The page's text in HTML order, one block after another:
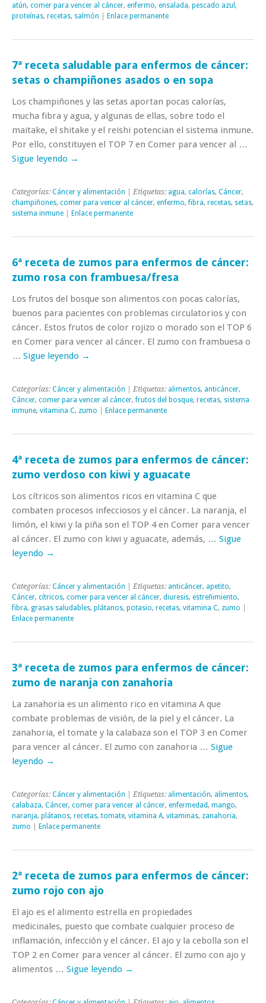
atún, comer para vencer al cáncer, enfermo, ensalada, pescado azul ,
proteínas, recetas, salmón Enlace permanente
7ª receta saludable para enfermos de cáncer:
setas o champiñones asados o en sopa
Los champiñones y las setas aportan pocas calorías,
mucha fibra y agua, y algunas de ellas, sobre todo el
maitake, el shitake y el reishi potencian el sistema inmune.
Por ello, constituyen el TOP 7 en Comer para vencer al …
Sigue leyendo →
Categorías: Cáncer y alimentación | Etiquetas: agua, calorías, Cáncer,
champiñones, comer para vencer al cáncer, enfermo,fibra, recetas, setas,
sistema inmune
Enlace permanente
6ª receta de zumos para enfermos de cáncer:
zumo rosa con frambuesa/fresa
Los frutos del bosque son alimentos con pocas calorías,
buenos para pacientes con problemas circulatorios y con
cáncer. Estos frutos de color rojizo o morado son el TOP 6
en Comer para vencer al cáncer. El zumo con frambuesa o
… Sigue leyendo →
Categorías: Cáncer y alimentación | Etiquetas: alimentos, anticáncer,
Cáncer, comer para vencer al cáncer,frutos del bosque, recetas, sistema
inmune, vitamina C, zumo Enlace permanente
4ª receta de zumos para enfermos de cáncer:
zumo verdoso con kiwi y aguacate
Los cítricos son alimentos ricos en vitamina C que
combaten procesos infecciosos y el cáncer. La naranja, el
limón, el kiwi y la piña son el TOP 4 en Comer para vencer
al cáncer. El zumo con kiwi y aguacate, además, … Sigue
leyendo →
Categorías: Cáncer y alimentación | Etiquetas: anticáncer, apetito,
Cáncer, cítricos, comer para vencer al cáncer, diuresis, estreñimiento,
fibra, grasas saludables, plátanos, potasio, recetas, vitamina C, zumo
Enlace permanente
3ª receta de zumos para enfermos de cáncer:
zumo de naranja con zanahoria
La zanahoria es un alimento rico en vitamina A que
combate problemas de visión, de la piel y el cáncer. La
zanahoria, el tomate y la calabaza son el TOP 3 en Comer
para vencer al cáncer. El zumo con zanahoria … Sigue
leyendo →
Categorías: Cáncer y alimentación | Etiquetas: alimentación, alimentos,
calabaza, Cáncer, comer para vencer al cáncer, enfermedad, mango,
naranja, plátanos, recetas, tomate, vitamina A, vitaminas, zanahoria,
zumo
Enlace permanente
2ª receta de zumos para enfermos de cáncer:
zumo rojo con ajo
El ajo es el alimento estrella en propiedades
medicinales, puesto que combate cualquier proceso de
inflamación, infección y el cáncer. El ajo y la cebolla son el
TOP 2 en Comer para vencer al cáncer. El zumo con ajo y
alimentos … Sigue leyendo →